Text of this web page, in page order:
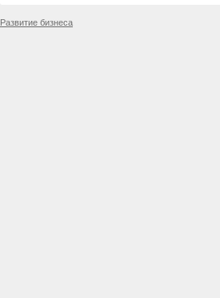
Развитие бизнеса